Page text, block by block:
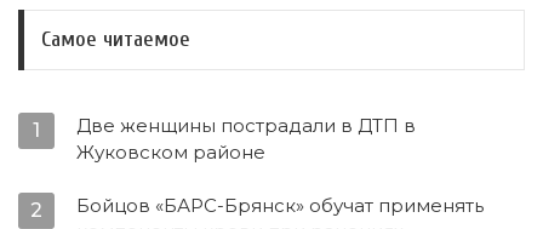
Самое читаемое
1
Две женщины пострадали в ДТП в
Жуковском районе
2
Бойцов «БАРС-Брянск» обучат применять